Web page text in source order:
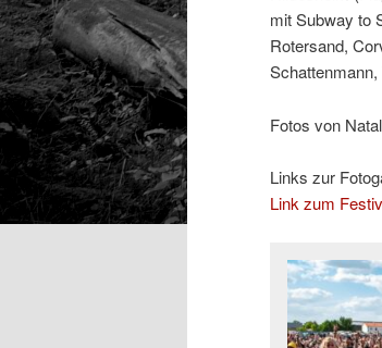
mit Subway to
Rotersand,
Fotos von
Links zur
Link zum